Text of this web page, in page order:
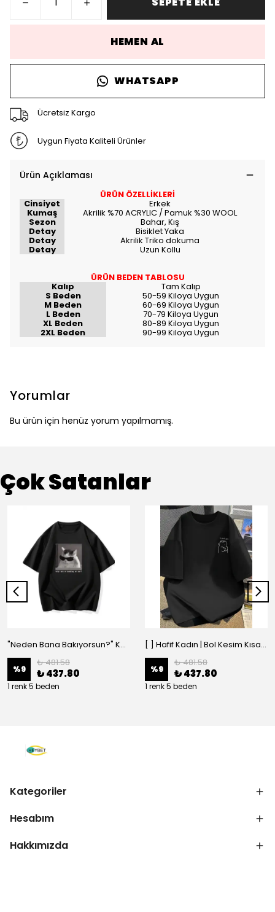
HEMEN AL
WHATSAPP
Ücretsiz Kargo
Uygun Fiyata Kaliteli Ürünler
Ürün Açıklaması
ÜRÜN ÖZELLİKLERİ
Cinsiyet Erkek
Kumaş Akrilik %70 ACRYLIC / Pamuk %30 WOOL
Sezon Bahar, Kış
Detay Bisiklet Yaka
Detay Akrilik Triko dokuma
Detay Uzun Kollu
ÜRÜN BEDEN TABLOSU
Kalıp Tam Kalıp
S Beden 50-59 Kiloya Uygun
M Beden 60-69 Kiloya Uygun
L Beden 70-79 Kiloya Uygun
XL Beden 80-89 Kiloya Uygun
2XL Beden 90-99 Kiloya Uygun
Yorumlar
Bu ürün için henüz yorum yapılmamış.
Çok Satanlar
"Neden Bana Bakıyorsun?" Komik Kedi Grafik Tişört - Dijital Baskılı Siyah Bol - Siyah
%9
₺ 481.58
₺ 437.80
1 renk 5 beden
[ ] Hafif Kadın | Bol Kesim Kısa Kollu Yuvarlak Yaka Eğlenceli Karikatür Ayı ve - Siyah
%9
₺ 481.58
₺ 437.80
1 renk 5 beden
Kategoriler
Hesabım
Hakkımızda